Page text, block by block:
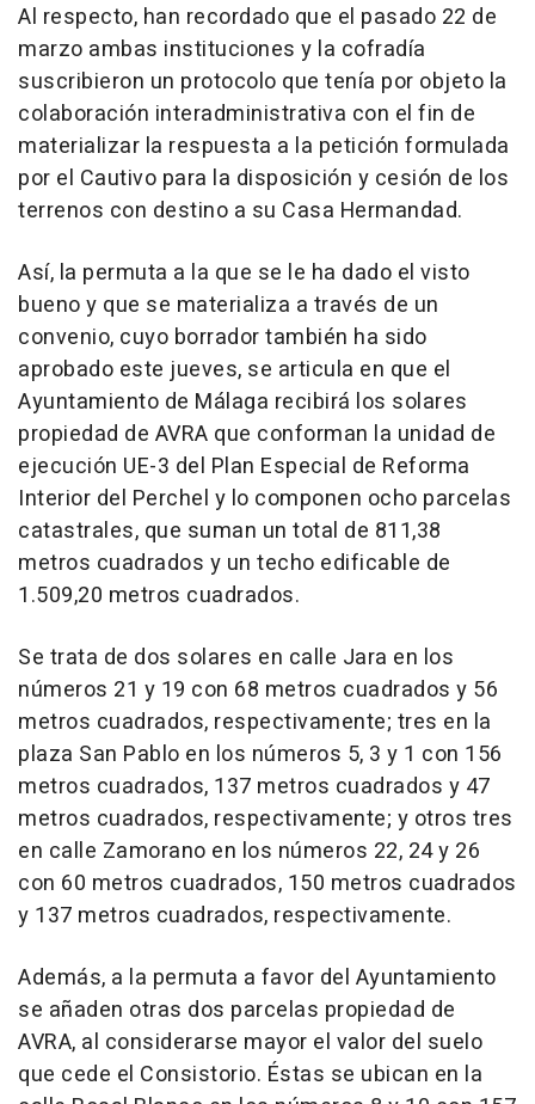
Al respecto, han recordado que el pasado 22 de
marzo ambas instituciones y la cofradía
suscribieron un protocolo que tenía por objeto la
colaboración interadministrativa con el fin de
materializar la respuesta a la petición formulada
por el Cautivo para la disposición y cesión de los
terrenos con destino a su Casa Hermandad.
Así, la permuta a la que se le ha dado el visto
bueno y que se materializa a través de un
convenio, cuyo borrador también ha sido
aprobado este jueves, se articula en que el
Ayuntamiento de Málaga recibirá los solares
propiedad de AVRA que conforman la unidad de
ejecución UE-3 del Plan Especial de Reforma
Interior del Perchel y lo componen ocho parcelas
catastrales, que suman un total de 811,38
metros cuadrados y un techo edificable de
1.509,20 metros cuadrados.
Se trata de dos solares en calle Jara en los
números 21 y 19 con 68 metros cuadrados y 56
metros cuadrados, respectivamente; tres en la
plaza San Pablo en los números 5, 3 y 1 con 156
metros cuadrados, 137 metros cuadrados y 47
metros cuadrados, respectivamente; y otros tres
en calle Zamorano en los números 22, 24 y 26
con 60 metros cuadrados, 150 metros cuadrados
y 137 metros cuadrados, respectivamente.
Además, a la permuta a favor del Ayuntamiento
se añaden otras dos parcelas propiedad de
AVRA, al considerarse mayor el valor del suelo
que cede el Consistorio. Éstas se ubican en la